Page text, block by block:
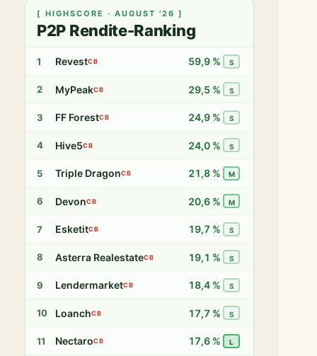
[ HIGHSCORE · AUGUST '26 ]
P2P Rendite-Ranking
1 RevestCB 59,9 % S
2 MyPeakCB 29,5 % S
3 FF ForestCB 24,9 % S
4 Hive5CB 24,0 % S
5 Triple DragonCB 21,8 % M
6 DevonCB 20,6 % M
7 EsketitCB 19,7 % S
8 Asterra RealestateCB 19,1 % S
9 LendermarketCB 18,4 % S
10 LoanchCB 17,7 % S
11 NectaroCB 17,6 % L